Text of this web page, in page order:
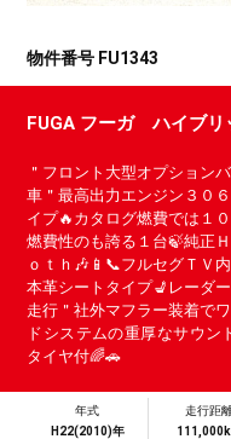
物件番号 FU1343
FUGA フーガ ハイブリ
＂フロント大型オプション
車＂最高出力エンジン３０
イプ🔥カタログ燃費では１
燃費性のも誇る１台🍃純正
ｏｔｈ🎶📱📞フルセグＴＶ
本革シートタイプ💺レーダ
走行＂社外マフラー装着で
ドシステムの重厚なサウ
タイヤ付🌈🚗
年式
H22(2010)年
走行距